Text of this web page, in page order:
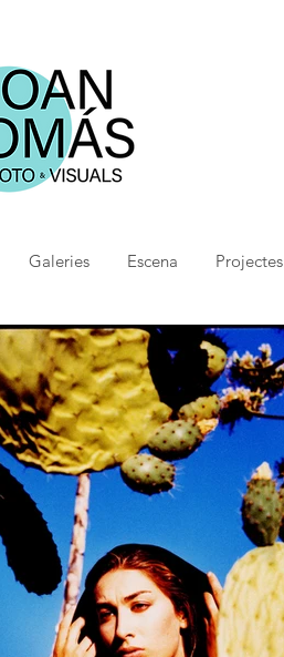
Galeries Escena Projectes